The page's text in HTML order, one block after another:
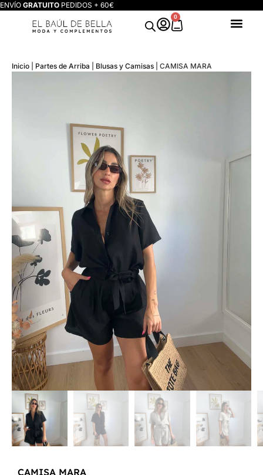
ENVÍO GRATUITO PEDIDOS + 60€
0
Inicio Partes de Arriba Blusas y Camisas CAMISA MARA
CAMISA MARA